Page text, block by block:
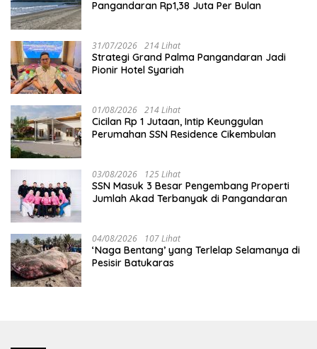
Pangandaran Rp1,38 Juta Per Bulan
31/07/2026 214 Lihat
Strategi Grand Palma Pangandaran Jadi
Pionir Hotel Syariah
01/08/2026 214 Lihat
Cicilan Rp 1 Jutaan, Intip Keunggulan
Perumahan SSN Residence Cikembulan
03/08/2026 125 Lihat
SSN Masuk 3 Besar Pengembang Properti
Jumlah Akad Terbanyak di Pangandaran
04/08/2026 107 Lihat
‘Naga Bentang’ yang Terlelap Selamanya di
Pesisir Batukaras